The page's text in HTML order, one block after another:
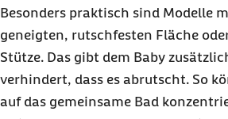
Besonders praktisch sind Modelle
geneigten, rutschfesten Fläche
Stütze. Das gibt dem Baby
verhindert, dass es abrutscht. So
auf das gemeinsame Bad